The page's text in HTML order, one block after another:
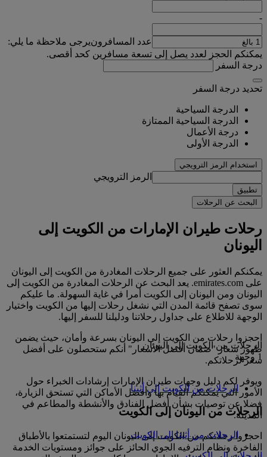
-
عدد المسافرونيرجى ملاحظة ما يلي:
يمكنكم الحجز لعدد يصل إلى تسعة مسافرين كحد أقصى.
درجة السفر
تحديد درجة السفر
الدرجة السياحية
الدرجة السياحية الممتازة
درجة الأعمال
الدرجة الأولى
استخدام الرمز الترويجي
الرمز الترويجي
تطبيق
البحث عن الرحلات
رحلات طيران الإمارات من الكويت إلى
اليونان
يمكنكم العثور على جميع الرحلات المغادرة من الكويت إلى اليونان
على emirates.com. يعد البحث عن الرحلات المغادرة من الكويت إلى
اليونان ومن اليونان إلى الكويت أمرا في غاية السهولة. ما عليكم
سوى تصفح قائمة المدن التي نشغل رحلات إليها من الكويت واختيار
الوجهة للاطلاع على جداول رحلاتنا ودليلنا للسفر إليها.
احجزوا رحلات من الكويت إلى اليونان بسرعة وأمان، حيث يضمن
ظهور شعار "ضمان أفضل الأسعار" أنكم ستحصلون على أفضل
سعر لرحلاتكم.
ويوفر لكم دليل وجهات طيران الإمارات إرشادات الخبراء حول
الأمور التي يمكنكم القيام بها وأفضل الأماكن التي تستحق الزيارة،
فضلا عن توصيات بشأن أفضل الفنادق والأنشطة والمطاعم في
المدينة.
احجزوا رحلاتكم من الكويت إلى اليونان اليوم لتستمتعوا بالأطباق
الفاخرة ونظام الترفيه الجوي الحائز على جوائز ومستويات الخدمة
الرحلات من الكويت إلى اليونان
1 وجهة
الرحلات من الكويت إلى أثينا
الرحلات من اليونان إلى الكويت
الرحلات من أثينا إلى الكويت